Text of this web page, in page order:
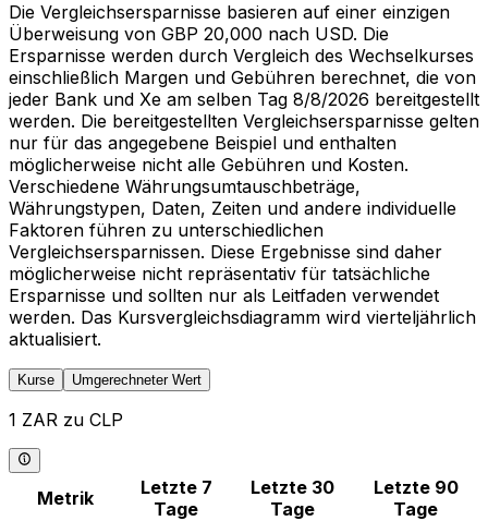
Die Vergleichsersparnisse basieren auf einer einzigen
Überweisung von GBP 20,000 nach USD. Die
Ersparnisse werden durch Vergleich des Wechselkurses
einschließlich Margen und Gebühren berechnet, die von
jeder Bank und Xe am selben Tag 8/8/2026 bereitgestellt
werden. Die bereitgestellten Vergleichsersparnisse gelten
nur für das angegebene Beispiel und enthalten
möglicherweise nicht alle Gebühren und Kosten.
Verschiedene Währungsumtauschbeträge,
Währungstypen, Daten, Zeiten und andere individuelle
Faktoren führen zu unterschiedlichen
Vergleichsersparnissen. Diese Ergebnisse sind daher
möglicherweise nicht repräsentativ für tatsächliche
Ersparnisse und sollten nur als Leitfaden verwendet
werden. Das Kursvergleichsdiagramm wird vierteljährlich
aktualisiert.
Kurse Umgerechneter Wert
1 ZAR zu CLP
Metrik
Letzte 7
Tage
Letzte 30
Tage
Letzte 90
Tage